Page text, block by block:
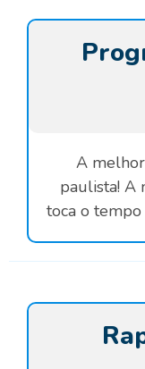
A
paulista! A
toca o